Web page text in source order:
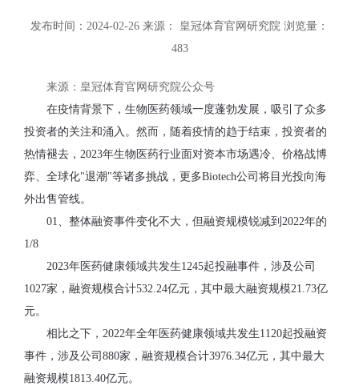
发布时间：2024-02-26 来源： 皇冠体育官网研究院 浏览量：
483
来源：皇冠体育官网研究院公众号
在疫情背景下，生物医药领域一度蓬勃发展，吸引了众多
投资者的关注和涌入。然而，随着疫情的趋于结束，投资者的
热情褪去，2023年生物医药行业面对资本市场遇冷、价格战博
弈、全球化"退潮"等诸多挑战，更多Biotech公司将目光投向海
外出售管线。
01、整体融资事件变化不大，但融资规模锐减到2022年的
1/8
2023年医药健康领域共发生1245起投融事件，涉及公司
1027家，融资规模合计532.24亿元，其中最大融资规模21.73亿
元。
相比之下，2022年全年医药健康领域共发生1120起投融资
事件，涉及公司880家，融资规模合计3976.34亿元，其中最大
融资规模1813.40亿元。